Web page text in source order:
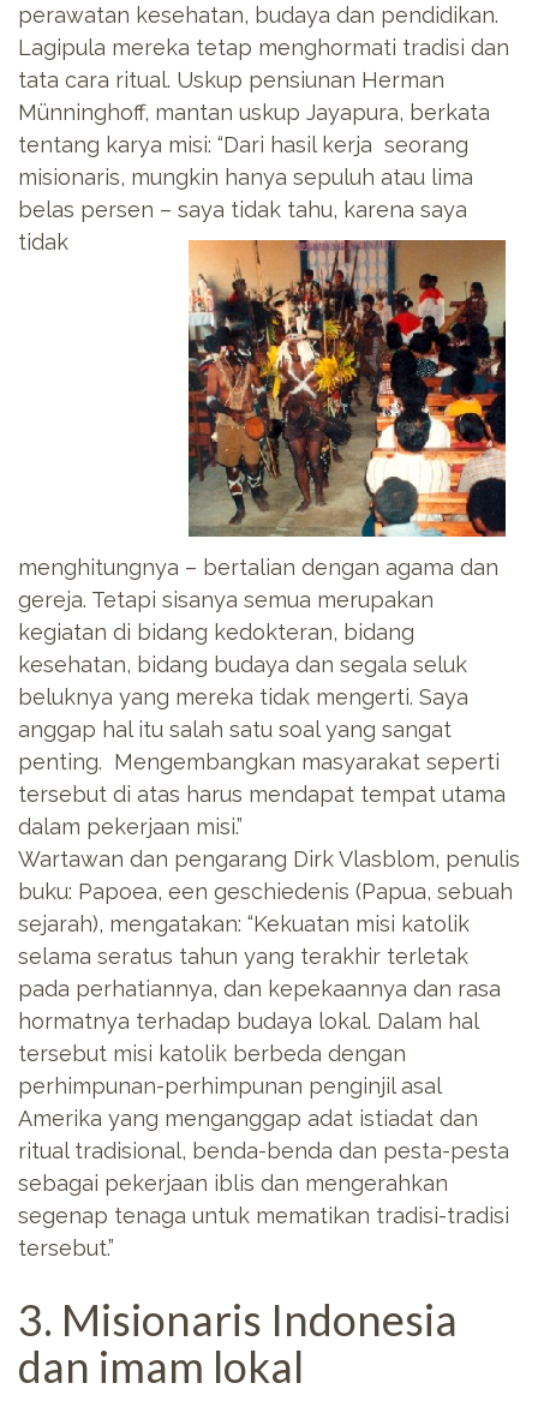
perawatan kesehatan, budaya dan pendidikan.
Lagipula mereka tetap menghormati tradisi dan
tata cara ritual. Uskup pensiunan Herman
Münninghoff, mantan uskup Jayapura, berkata
tentang karya misi: “Dari hasil kerja seorang
misionaris, mungkin hanya sepuluh atau lima
belas persen – saya tidak tahu, karena saya
tidak
menghitungnya – bertalian dengan agama dan
gereja. Tetapi sisanya semua merupakan
kegiatan di bidang kedokteran, bidang
kesehatan, bidang budaya dan segala seluk
beluknya yang mereka tidak mengerti. Saya
anggap hal itu salah satu soal yang sangat
penting. Mengembangkan masyarakat seperti
tersebut di atas harus mendapat tempat utama
dalam pekerjaan misi.”
Wartawan dan pengarang Dirk Vlasblom, penulis
buku: Papoea, een geschiedenis (Papua, sebuah
sejarah), mengatakan: “Kekuatan misi katolik
selama seratus tahun yang terakhir terletak
pada perhatiannya, dan kepekaannya dan rasa
hormatnya terhadap budaya lokal. Dalam hal
tersebut misi katolik berbeda dengan
perhimpunan-perhimpunan penginjil asal
Amerika yang menganggap adat istiadat dan
ritual tradisional, benda-benda dan pesta-pesta
sebagai pekerjaan iblis dan mengerahkan
segenap tenaga untuk mematikan tradisi-tradisi
tersebut.”
3. Misionaris Indonesia
dan imam lokal